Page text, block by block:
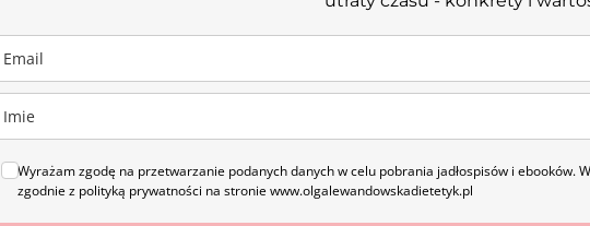
Wyrażam zgodę na przetwarzanie podanych danych w celu pobrania jadłospisów i
zgodnie z polityką prywatności na stronie www.olgalewandowskadietetyk.pl